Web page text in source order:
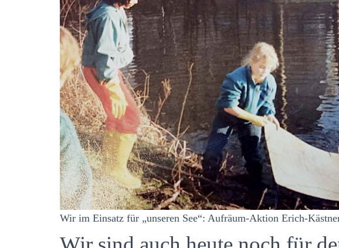
Wir im Einsatz für „unseren See“: Aufräum-Aktion Erich-